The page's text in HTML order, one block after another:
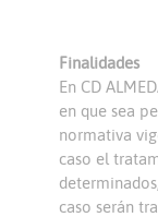
Finalidades
En CD
en que sea
normativa
caso el
caso serán